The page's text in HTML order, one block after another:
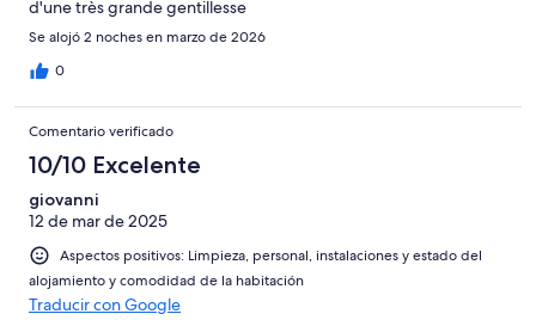
d'une très grande gentillesse
Se alojó 2 noches en marzo de 2026
0
Comentario verificado
10/10 Excelente
giovanni
12 de mar de 2025
Aspectos positivos: Limpieza, personal, instalaciones y estado del
alojamiento y comodidad de la habitación
Traducir con Google